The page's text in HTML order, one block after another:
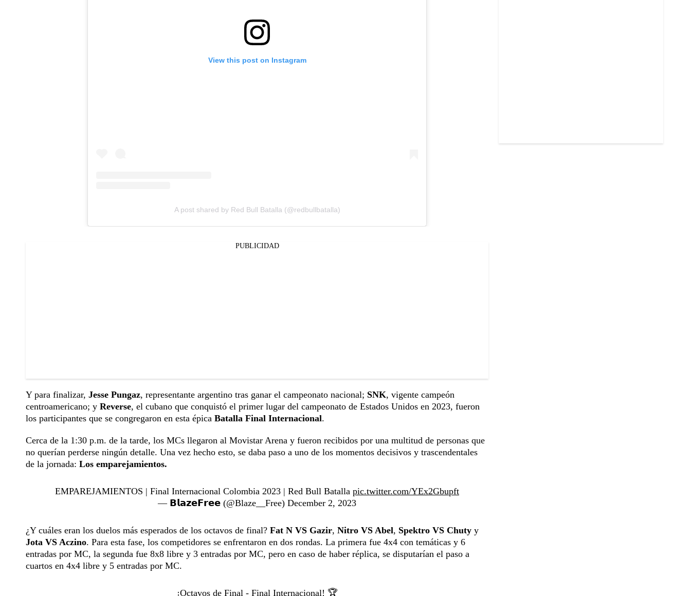
View this post on Instagram
A post shared by Red Bull Batalla (@redbullbatalla)
PUBLICIDAD
Y para finalizar, Jesse Pungaz, representante argentino tras ganar el campeonato nacional; SNK, vigente campeón
centroamericano; y Reverse, el cubano que conquistó el primer lugar del campeonato de Estados Unidos en 2023, fueron
los participantes que se congregaron en esta épica Batalla Final Internacional.
Cerca de la 1:30 p.m. de la tarde, los MCs llegaron al Movistar Arena y fueron recibidos por una multitud de personas que
no querían perderse ningún detalle. Una vez hecho esto, se daba paso a uno de los momentos decisivos y trascendentales
de la jornada: Los emparejamientos.
EMPAREJAMIENTOS | Final Internacional Colombia 2023 | Red Bull Batalla pic.twitter.com/YEx2Gbupft
— 𝗕𝗹𝗮𝘇𝗲𝗙𝗿𝗲𝗲 (@Blaze__Free) December 2, 2023
¿Y cuáles eran los duelos más esperados de los octavos de final? Fat N VS Gazir, Nitro VS Abel, Spektro VS Chuty y
Jota VS Aczino. Para esta fase, los competidores se enfrentaron en dos rondas. La primera fue 4x4 con temáticas y 6
entradas por MC, la segunda fue 8x8 libre y 3 entradas por MC, pero en caso de haber réplica, se disputarían el paso a
cuartos en 4x4 libre y 5 entradas por MC.
¡Octavos de Final - Final Internacional! 🏆